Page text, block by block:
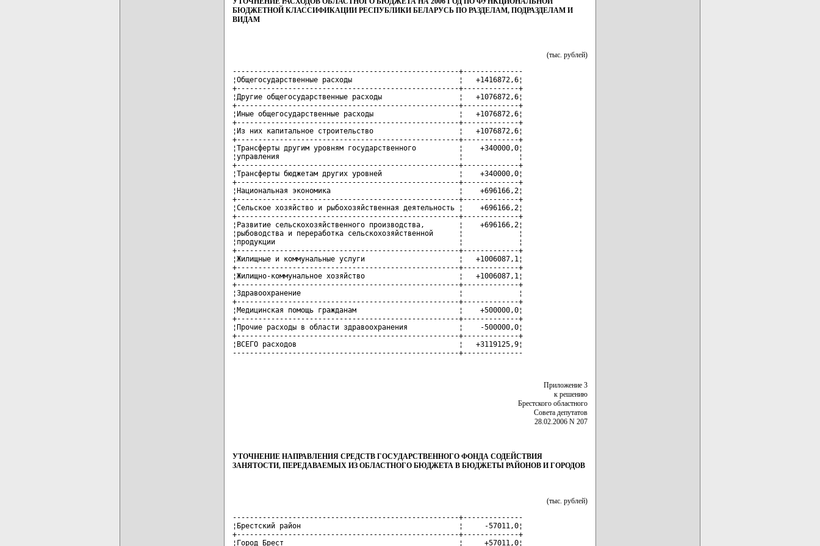
БЮДЖЕТНОЙ КЛАССИФИКАЦИИ РЕСПУБЛИКИ БЕЛАРУСЬ ПО РАЗДЕЛАМ, ПОДРАЗДЕЛАМ И
ВИДАМ
(тыс. рублей)
-----------------------------------------------------+--------------
¦Общегосударственные расходы                         ¦   +1416872,6¦
+----------------------------------------------------+-------------+
¦Другие общегосударственные расходы                  ¦   +1076872,6¦
+----------------------------------------------------+-------------+
¦Иные общегосударственные расходы                    ¦   +1076872,6¦
+----------------------------------------------------+-------------+
¦Из них капитальное строительство                    ¦   +1076872,6¦
+----------------------------------------------------+-------------+
¦Трансферты другим уровням государственного          ¦    +340000,0¦
¦управления                                          ¦             ¦
+----------------------------------------------------+-------------+
¦Трансферты бюджетам других уровней                  ¦    +340000,0¦
+----------------------------------------------------+-------------+
¦Национальная экономика                              ¦    +696166,2¦
+----------------------------------------------------+-------------+
¦Сельское хозяйство и рыбохозяйственная деятельность ¦    +696166,2¦
+----------------------------------------------------+-------------+
¦Развитие сельскохозяйственного производства,        ¦    +696166,2¦
¦рыбоводства и переработка сельскохозяйственной      ¦             ¦
¦продукции                                           ¦             ¦
+----------------------------------------------------+-------------+
¦Жилищные и коммунальные услуги                      ¦   +1006087,1¦
+----------------------------------------------------+-------------+
¦Жилищно-коммунальное хозяйство                      ¦   +1006087,1¦
+----------------------------------------------------+-------------+
¦Здравоохранение                                     ¦             ¦
+----------------------------------------------------+-------------+
¦Медицинская помощь гражданам                        ¦    +500000,0¦
+----------------------------------------------------+-------------+
¦Прочие расходы в области здравоохранения            ¦    -500000,0¦
+----------------------------------------------------+-------------+
¦ВСЕГО расходов                                      ¦   +3119125,9¦
-----------------------------------------------------+--------------
Приложение 3
к решению
Брестского областного
Совета депутатов
28.02.2006 N 207
УТОЧНЕНИЕ НАПРАВЛЕНИЯ СРЕДСТВ ГОСУДАРСТВЕННОГО ФОНДА СОДЕЙСТВИЯ
ЗАНЯТОСТИ, ПЕРЕДАВАЕМЫХ ИЗ ОБЛАСТНОГО БЮДЖЕТА В БЮДЖЕТЫ РАЙОНОВ И ГОРОДОВ
(тыс. рублей)
-----------------------------------------------------+--------------
¦Брестский район                                     ¦     -57011,0¦
+----------------------------------------------------+-------------+
¦Город Брест                                         ¦     +57011,0¦